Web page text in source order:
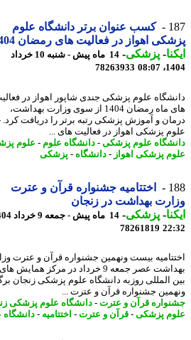
کسب عنوان برتر دانشگاه علوم
اهواز در فعالیت های رمضان 1404
-پزشکی-
14 ماه پیش - شنبه 10 خرداد
78263933
علوم پزشکی جندی شاپور اهواز در فعالیت
های ماه رمضان 1404 از سوی وزارت بهداشت،
و آموزش پزشکی رتبه برتر را دریافت کرد. -
پزشکی اهواز در فعالیت های ...
علوم پزشکی-دانشگاه علوم-علوم پزشکی
پزشکی اهواز -دانشگاه-پزشکی
اختتامیه جشنواره قرآن و عترت
بهداشت در زنجان
-پزشکی-
14 ماه پیش - جمعه 9 خرداد 1404،
78261819
بیست ونهمین جشنواره قرآن و عترت وزارت
بهداشت عصر جمعه 9 خرداد در مرکز همایش های
المللی روزبه دانشگاه علوم پزشکی زنجان
جشنواره قرآن و عترت ...
قرآن و عترت- دانشگاه علوم پزشکی زنجان
پزشکی-قرآن و عترت- اختتامیه-دانشگاه علوم